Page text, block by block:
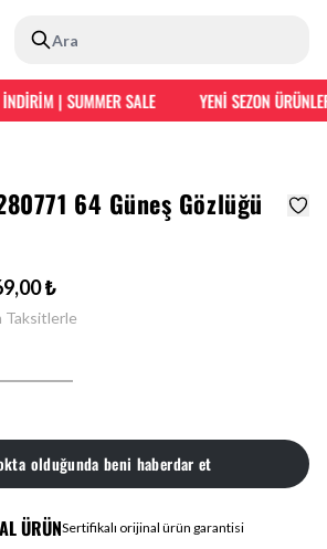
Ara
| SUMMER SALE YENİ SEZON
64 Güneş Gözlüğü
₺
Taksitlerle
olduğunda beni haberdar et
ÜRÜNSertifikalı orijinal ürün garantisi